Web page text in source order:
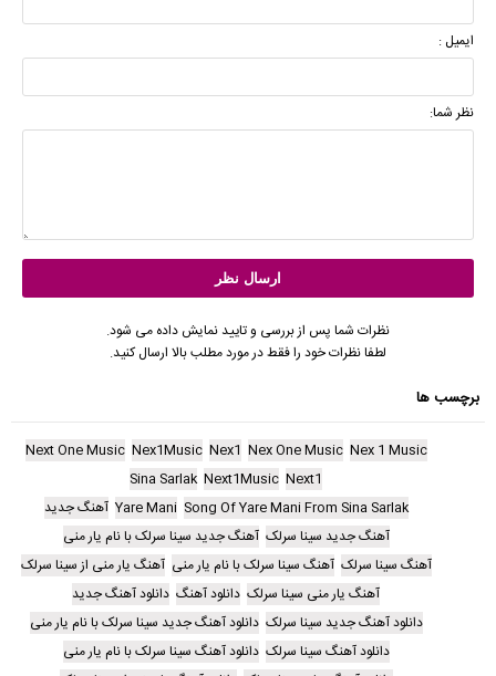
ایمیل :
نظر شما:
نظرات شما پس از بررسی و تایید نمایش داده می شود.
لطفا نظرات خود را فقط در مورد مطلب بالا ارسال کنید.
برچسب ها
Nex 1 Music
Nex One Music
Nex1
Nex1Music
Next One Music
Next1
Next1Music
Sina Sarlak
Song Of Yare Mani From Sina Sarlak
Yare Mani آهنگ جدید
آهنگ جدید سینا سرلک آهنگ جدید سینا سرلک با نام یار منی
آهنگ سینا سرلک آهنگ سینا سرلک با نام یار منی آهنگ یار منی از سینا سرلک
آهنگ یار منی سینا سرلک دانلود آهنگ دانلود آهنگ جدید
دانلود آهنگ جدید سینا سرلک دانلود آهنگ جدید سینا سرلک با نام یار منی
دانلود آهنگ سینا سرلک دانلود آهنگ سینا سرلک با نام یار منی